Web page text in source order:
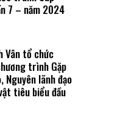
7 – năm 2024
Vân tổ chức
trình Gặp
Nguyên lãnh đạo
tiêu biểu đầu